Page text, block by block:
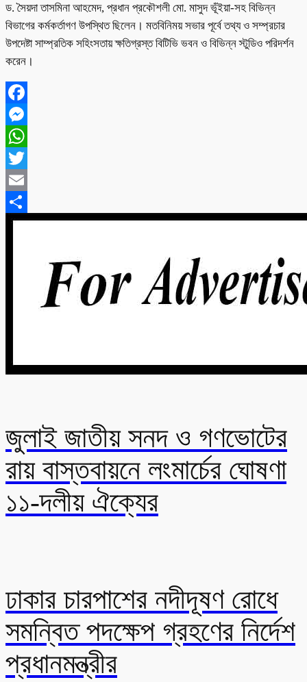
ড. সৈয়দা তাসমিনা আহমেদ, প্রধান প্রকৌশলী মো. মাসুদ ভূঁইয়া-সহ বিভিন্ন
বিভাগের কর্মকর্তাগণ উপস্থিত ছিলেন। মতবিনিময় সভার পূর্বে তথ্য ও সম্প্রচার
উপদেষ্টা সাম্প্রতিক সহিংসতায় ক্ষতিগ্রস্ত বিটিভি ভবন ও বিভিন্ন স্টুডিও পরিদর্শন
করেন।
Facebook
Messenger
WhatsApp
Twitter
Email
Share
জুলাই জাতীয় সনদ ও গণভোটের
রায় বাস্তবায়নে লংমার্চের ঘোষণা
১১-দলীয় ঐক্যের
ঢাকার চারপাশের নদীদূষণ রোধে
সমন্বিত পদক্ষেপ গ্রহণের নির্দেশ
প্রধানমন্ত্রীর